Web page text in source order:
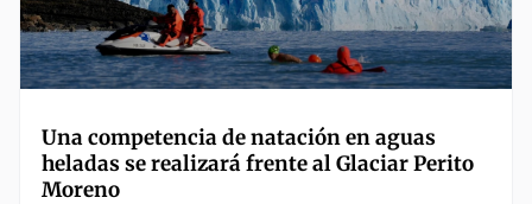
Una competencia de natación en aguas
heladas se realizará frente al Glaciar Perito
Moreno